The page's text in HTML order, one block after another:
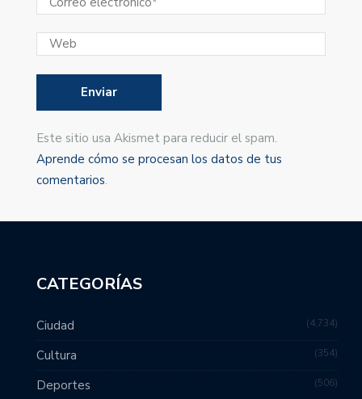
Este sitio usa Akismet para reducir el spam.
Aprende cómo se procesan los datos de tus
comentarios.
CATEGORÍAS
Ciudad 4,734
Cultura 354
Deportes 506